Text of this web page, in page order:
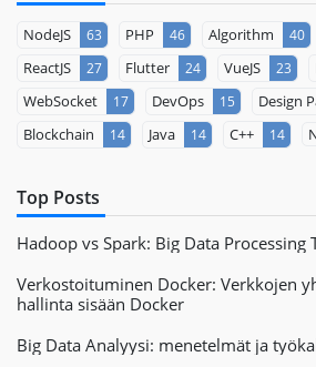
NodeJS 63 PHP 46 Algorithm 40
ReactJS 27 Flutter 24 VueJS 23
WebSocket 17 DevOps 15 Design
Blockchain 14 Java 14 C++ 14
Top Posts
Hadoop vs Spark: Big Data Processing
Verkostoituminen Docker: Verkkojen
hallinta sisään Docker
Big Data Analyysi: menetelmät ja